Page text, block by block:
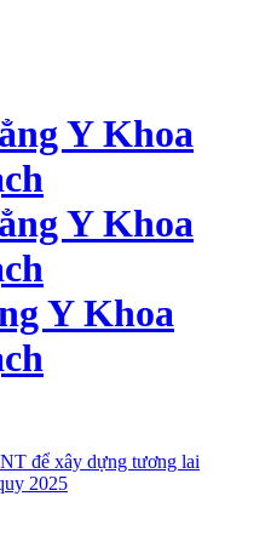
Y Khoa
để xây dựng tương lai
2025